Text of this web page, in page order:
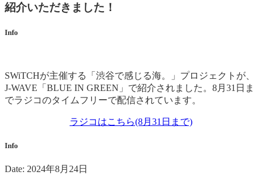
紹介いただきました！
Info
SWiTCHが主催する「渋谷で感じる海。」プロジェクトが、
J-WAVE「BLUE IN GREEN」で紹介されました 。8月31日ま
でラジコのタイムフリーで配信されています。
ラジコはこちら(8月31日まで)
Info
Date: 2024年8月24日